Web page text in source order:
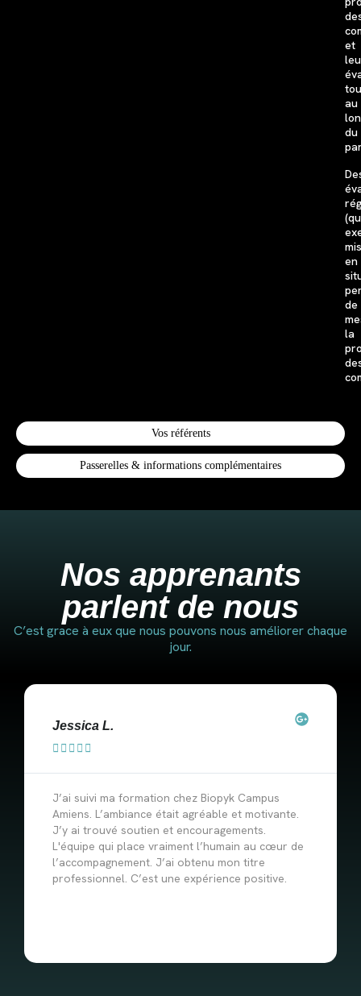
Vos référents
Passerelles & informations complémentaires
et
au
du
en
de
la
Nos apprenants
parlent de nous
C’est grace à eux que nous pouvons nous améliorer chaque
jour.
Jessica L.
    
J’ai suivi ma formation chez Biopyk Campus
Amiens. L’ambiance était agréable et motivante.
J’y ai trouvé soutien et encouragements.
L'équipe qui place vraiment l’humain au cœur de
l’accompagnement. J’ai obtenu mon titre
professionnel. C’est une expérience positive.